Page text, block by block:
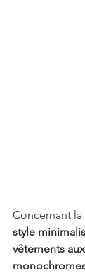
Concernant
style
vêtements